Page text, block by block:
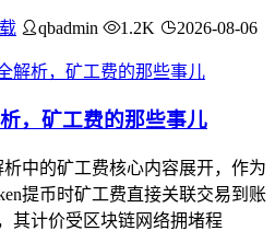
qbadmin 1.2K 2026-08-06
，矿工费的那些事儿
析中的矿工费核心内容展开，作为
提币时矿工费直接关联交易到账
其计价受区块链网络拥堵程